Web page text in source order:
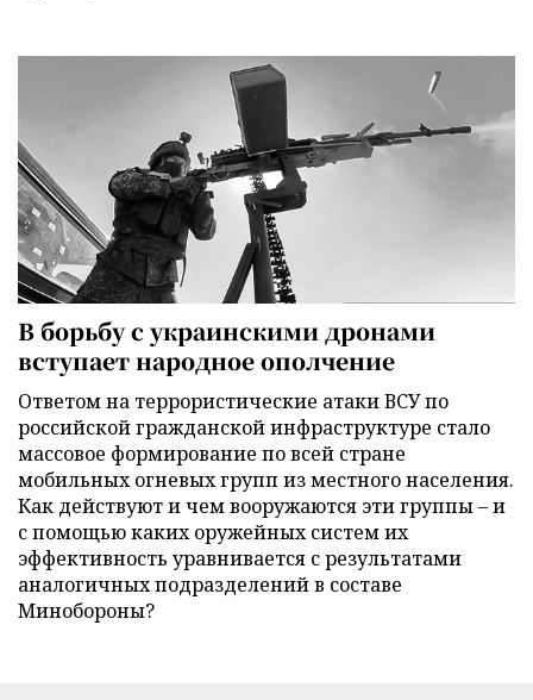
В борьбу с украинскими дронами
вступает народное ополчение
Ответом на террористические атаки ВСУ по
российской гражданской инфраструктуре стало
массовое формирование по всей стране
мобильных огневых групп из местного населения.
Как действуют и чем вооружаются эти группы – и
с помощью каких оружейных систем их
эффективность уравнивается с результатами
аналогичных подразделений в составе
Минобороны?